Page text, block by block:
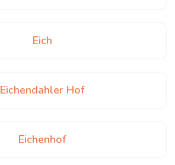
Eich
Eichendahler Hof
Eichenhof